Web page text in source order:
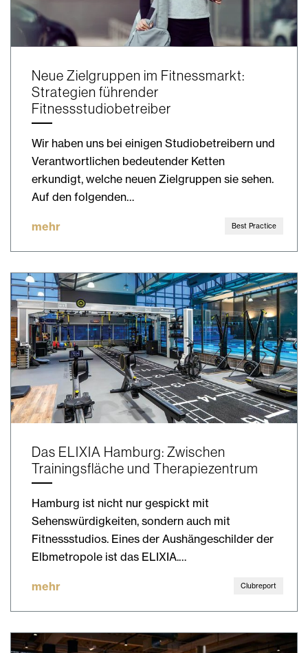
Neue Zielgruppen im Fitnessmarkt:
Strategien führender
Fitnessstudiobetreiber
Wir haben uns bei einigen Studiobetreibern und
Verantwortlichen bedeutender Ketten
erkundigt, welche neuen Zielgruppen sie sehen.
Auf den folgenden…
mehr Best Practice
Das ELIXIA Hamburg: Zwischen
Trainingsfläche und Therapiezentrum
Hamburg ist nicht nur gespickt mit
Sehenswürdigkeiten, sondern auch mit
Fitnessstudios. Eines der Aushängeschilder der
Elbmetropole ist das ELIXIA.…
mehr Clubreport